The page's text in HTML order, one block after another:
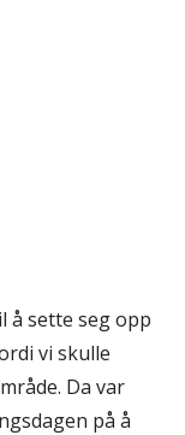
å sette seg opp
vi skulle
Da var
på å